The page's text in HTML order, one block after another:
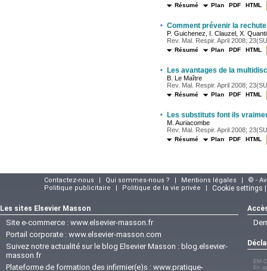
Résumé Plan PDF HTML
· Comment prévenir la
P. Guichenez, I. Clauzel, X.
Rev. Mal. Respir. April 2008;
Résumé Plan PDF HTML
· Les avantages de la
B. Le Maître
Rev. Mal. Respir. April 2008;
Résumé Plan PDF HTML
· Les substituts font ils
M. Auriacombe
Rev. Mal. Respir. April 2008;
Résumé Plan PDF HTML
Contactez-nous | Qui sommes-nous ? | Mentions légales |
© -
Politique publicitaire
| Politique de la vie privée | Cookie settings
Les sites Elsevier Masson
Site e-commerce : www.elsevier-masson.fr
Portail corporate : www.elsevier-masson.com
Suivez notre actualité sur le blog Elsevier Masson : blog.elsevier-
masson.fr
Plateforme de formation des infirmier(e)s : www.pratique-
EM-
En